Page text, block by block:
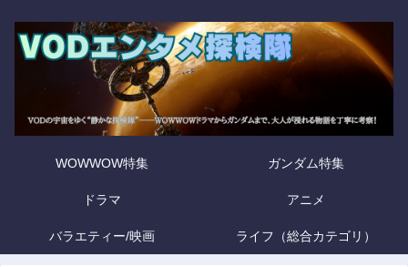
WOWWOW特集 ガンダム特集
ドラマ アニメ
バラエティー/映画 ライフ（総合カテゴリ）